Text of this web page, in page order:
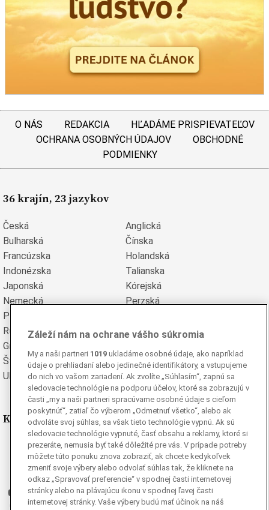
O NÁS REDAKCIA
HĽADÁME PRISPIEVATEĽOV
OCHRANA OSOBNÝCH ÚDAJOV
OBCHODNÉ
PODMIENKY
36 krajín, 23 jazykov
Česká
Anglická
Bulharská
Čínska
Francúzska
Holandská
Indonézska
Talianska
Japonská
Kórejská
Nemecká
Perzská
Poľská
Rumunská
Ruská
Grécka
Švédska
Turecká
Ukrajinská
Vietnamská
Kde nás nájdete
Facebook
Instagram
Ganjing
Youtube
Záleží nám na ochrane vášho súkromia
My a naši partneri 1019 ukladáme osobné údaje, ako napríklad
údaje o prehliadaní alebo jedinečné identifikátory, a vstupujeme
do nich vo vašom zariadení. Ak zvolíte „Súhlasím“, zapnú sa
sledovacie technológie na podporu účelov, ktoré sa zobrazujú v
časti „my a naši partneri spracúvame osobné údaje s cieľom
poskytnúť“, zatiaľ čo výberom „Odmetnuť všetko“, alebo ak
odvoláte svoj súhlas, sa však tieto technológie vypnú. Ak sú
sledovacie technológie vypnuté, časť obsahu a reklamy, ktoré si
prezeráte, nemusia byť také dôležité pre vás. V prípade potreby
môžete túto ponuku znova zobraziť, ak chcete kedykoľvek
zmeniť svoje výbery alebo odvolať súhlas tak, že kliknete na
odkaz „Spravovať preferencie“ v spodnej časti internetovej
stránky alebo na plávajúcu ikonu v spodnej ľavej časti
internetovej stránky. Vaše výbery budú mať účinok na náš